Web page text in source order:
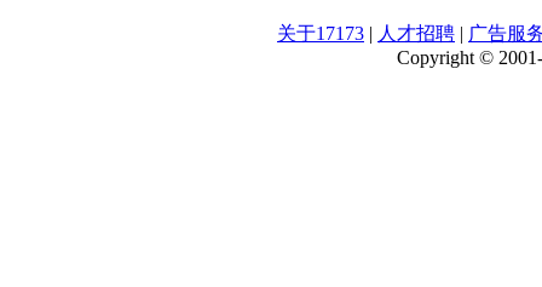
关于17173 | 人才招聘 | 广告服
Copyright ©